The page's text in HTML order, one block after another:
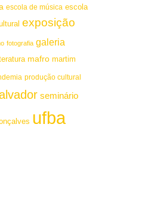
escola de música escola
exposição
fotografia galeria
mafro martim
produção cultural
seminário
ufba